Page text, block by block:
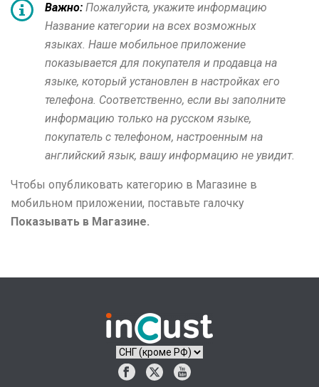
Важно: Пожалуйста, укажите информацию
Название категории на всех возможных
языках. Наше мобильное приложение
показывается для покупателя и продавца на
языке, который установлен в настройках его
телефона. Соответственно, если вы заполните
информацию только на русском языке,
покупатель с телефоном, настроенным на
английский язык, вашу информацию не увидит.
Чтобы опубликовать категорию в Магазине в
мобильном приложении, поставьте галочку
Показывать в Магазине.